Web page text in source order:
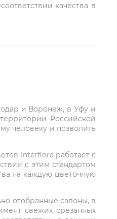
качества в
и Воронеж, в Уфу и
Российской
человеку и позволить
Interflora работает с
с этим стандартом
на каждую цветочную
отобранные салоны, в
свежих срезанных